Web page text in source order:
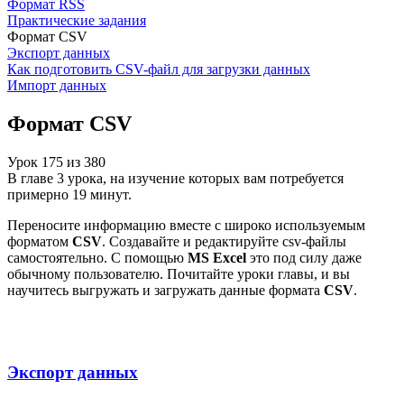
Формат RSS
Практические задания
Формат CSV
Экспорт данных
Как подготовить CSV-файл для загрузки данных
Импорт данных
Формат CSV
Урок 175 из 380
В главе 3 урока, на изучение которых вам потребуется
примерно 19 минут.
Переносите информацию вместе с широко используемым
форматом CSV. Создавайте и редактируйте csv-файлы
самостоятельно. С помощью MS Excel это под силу даже
обычному пользователю. Почитайте уроки главы, и вы
научитесь выгружать и загружать данные формата CSV.
Экспорт данных